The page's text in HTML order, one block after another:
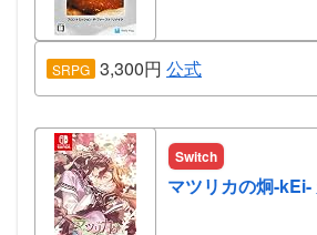
SRPG 3,300円 公式
Switch
マツリカの炯-